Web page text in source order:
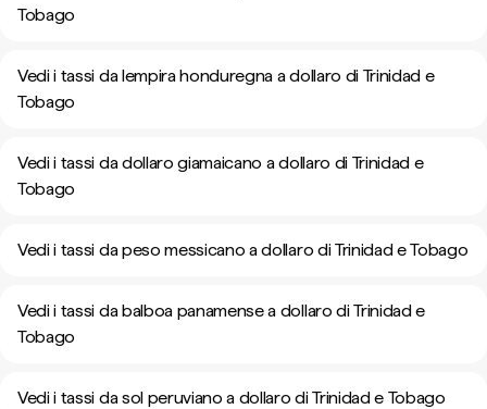
Tobago
Vedi i tassi da lempira honduregna a dollaro di Trinidad e
Tobago
Vedi i tassi da dollaro giamaicano a dollaro di Trinidad e
Tobago
Vedi i tassi da peso messicano a dollaro di Trinidad e Tobago
Vedi i tassi da balboa panamense a dollaro di Trinidad e
Tobago
Vedi i tassi da sol peruviano a dollaro di Trinidad e Tobago